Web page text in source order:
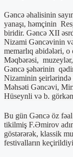
Gəncə əhalisinin
yanaşı, həmçinin
biridir. Gəncə XII
Nizami Gəncəvinin
memarlıq abidələri,
Məqbərəsi,
Gəncə şəhərinin
Nizaminin şeirlərində
Məhsəti Gəncəvi,
Hüseynli və b.
Bu gün Gəncə öz
tikilmiş F.Əmirov
göstərərək, klassik
festivalların